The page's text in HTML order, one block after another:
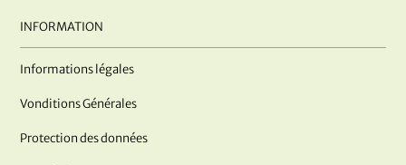
INFORMATION
Informations légales
Vonditions Générales
Protection des données